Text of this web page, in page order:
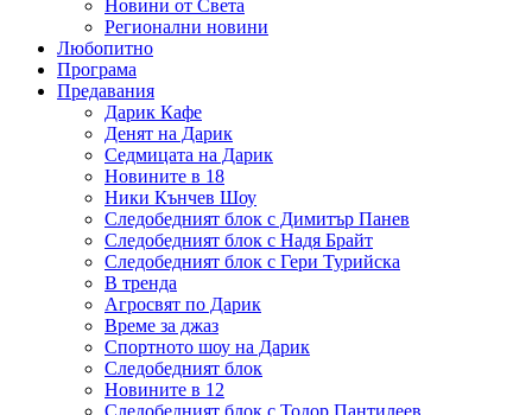
Новини от Света
Регионални новини
Любопитно
Програма
Предавания
Дарик Кафе
Денят на Дарик
Седмицата на Дарик
Новините в 18
Ники Кънчев Шоу
Следобедният блок с Димитър Панев
Следобедният блок с Надя Брайт
Следобедният блок с Гери Турийска
В тренда
Агросвят по Дарик
Време за джаз
Спортното шоу на Дарик
Следобедният блок
Новините в 12
Следобедният блок с Тодор Пантилеев